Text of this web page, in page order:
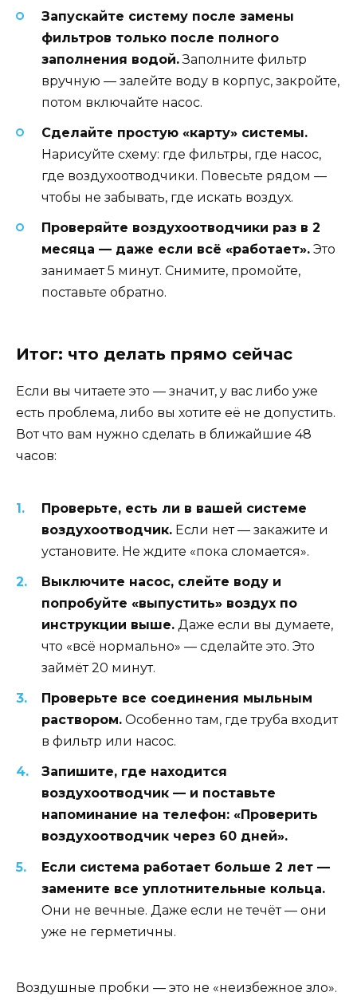
Запускайте систему после замены
фильтров только после полного
заполнения водой.Заполните фильтр
вручную — залейте воду в корпус, закройте,
потом включайте насос.
Сделайте простую «карту» системы.
Нарисуйте схему: где фильтры, где насос,
где воздухоотводчики. Повесьте рядом —
чтобы не забывать, где искать воздух.
Проверяйте воздухоотводчики раз в 2
месяца — даже если всё «работает». Это
занимает 5 минут. Снимите, промойте,
поставьте обратно.
Итог: что делать прямо сейчас
Если вы читаете это — значит, у вас либо уже
есть проблема, либо вы хотите её не допустить.
Вот что вам нужно сделать в ближайшие 48
часов:
Проверьте, есть ли в вашей системе
воздухоотводчик. Если нет — закажите и
установите. Не ждите «пока сломается».
Выключите насос, слейте воду и
попробуйте «выпустить» воздух по
инструкции выше. Даже если вы думаете,
что «всё нормально» — сделайте это. Это
займёт 20 минут.
Проверьте все соединения мыльным
раствором. Особенно там, где труба входит
в фильтр или насос.
Запишите, где находится
воздухоотводчик — и поставьте
напоминание на телефон: «Проверить
воздухоотводчик через 60 дней».
Если система работает больше 2 лет —
замените все уплотнительные кольца.
Они не вечные. Даже если не течёт — они
уже не герметичны.
Воздушные пробки — это не «неизбежное зло».